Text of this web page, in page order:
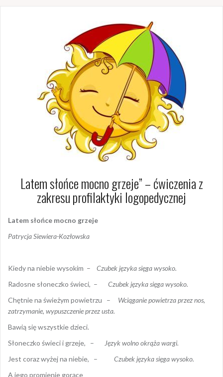
Latem słońce mocno grzeje” – ćwiczenia z
zakresu profilaktyki logopedycznej
Latem słońce mocno grzeje
Patrycja Siewiera-Kozłowska
Kiedy na niebie wysokim – Czubek języka sięga wysoko.
Radosne słoneczko świeci, – Czubek języka sięga wysoko.
Chętnie na świeżym powietrzu – Wciąganie powietrza przez nos,
zatrzymanie, wypuszczenie przezusta.
Bawią się wszystkie dzieci.
Słoneczko świeci i grzeje, –
Język wolno okrąża wargi.
Jest coraz wyżej na niebie, – Czubek języka sięga wysoko.
A jego promienie gorące